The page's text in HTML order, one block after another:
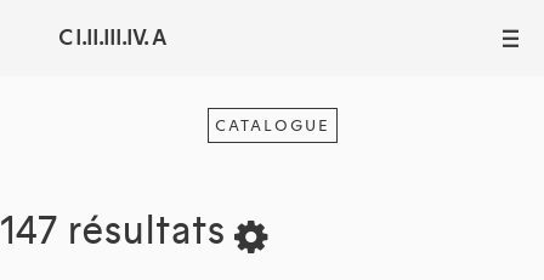
C I.II.III.IV. A III
CATALOGUE
147 résultats